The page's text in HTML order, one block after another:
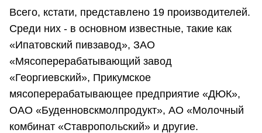
Всего, кстати, представлено 19 производителей.
Среди них - в основном известные, такие как
«Ипатовский пивзавод», ЗАО
«Мясоперерабатывающий завод
«Георгиевский», Прикумское
мясоперерабатывающее предприятие «ДЮК»,
ОАО «Буденновскмолпродукт», АО «Молочный
комбинат «Ставропольский» и другие.